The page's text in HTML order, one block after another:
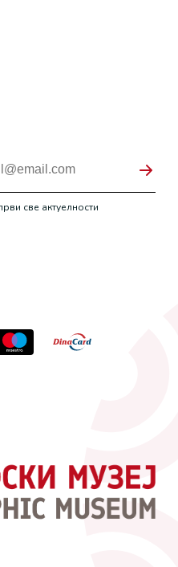
све актуелности